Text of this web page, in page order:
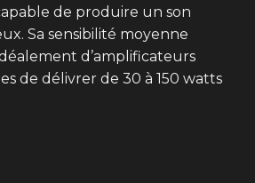
de produire un son
Sa sensibilité moyenne
d’amplificateurs
de délivrer de 30 à 150 watts